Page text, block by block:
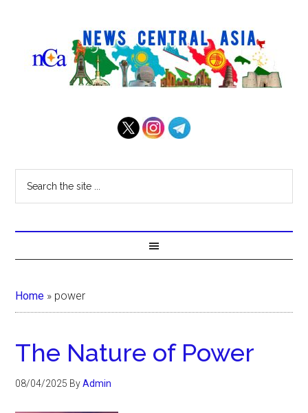
Home » power
The Nature of Power
08/04/2025 ByAdmin